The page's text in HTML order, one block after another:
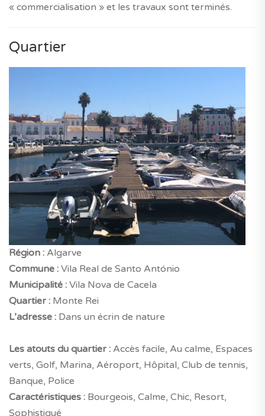
« commercialisation » et les travaux sont terminés.
Quartier
Région : Algarve
Commune : Vila Real de Santo António
Municipalité : Vila Nova de Cacela
Quartier : Monte Rei
L’adresse : Dans un écrin de nature
Les atouts du quartier : Accès facile, Au calme, Espaces
verts, Golf, Marina, Aéroport, Hôpital, Club de tennis,
Banque, Police
Caractéristiques : Bourgeois, Calme, Chic, Resort,
Sophistiqué